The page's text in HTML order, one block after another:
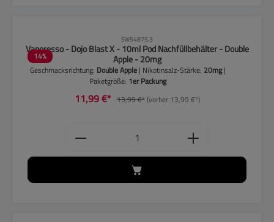
14%
SW54875.3
Vaporesso - Dojo Blast X - 10ml Pod Nachfüllbehälter - Double
Apple - 20mg
Geschmacksrichtung: Double Apple | Nikotinsalz-Stärke: 20mg|
Paketgröße: 1er Packung
11,99 €* 13,99 €*(vorher 13,99 €*)
Produkt Anzahl: Gib den